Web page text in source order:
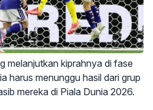
melanjutkan kiprahnya di fase
harus menunggu hasil dari grup
mereka di Piala Dunia 2026.